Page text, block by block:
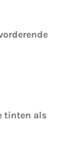
tinten als